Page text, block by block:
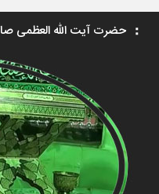
حضرت آیت الله العظمی